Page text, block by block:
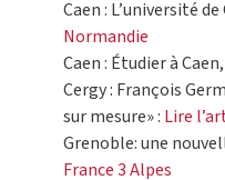
Caen : L’université
Normandie
Caen : Étudier à
Cergy : François
sur mesure» : Lire
Grenoble: une
France 3 Alpes